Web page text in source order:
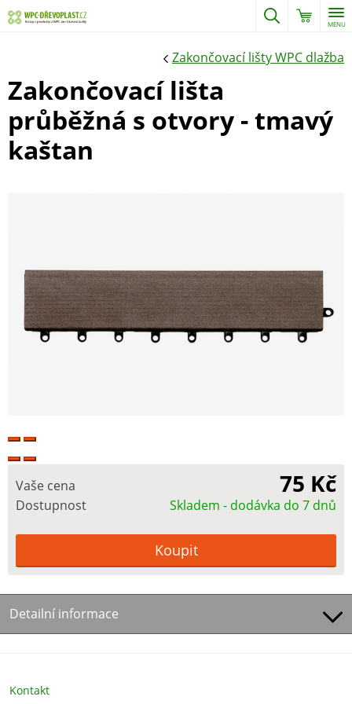
MENU
Zakončovací lišty WPC dlažba
Zakončovací lišta
průběžná s otvory - tmavý
kaštan
Vaše cena 75 Kč
Dostupnost Skladem - dodávka do 7 dnů
Detailní informace
Kontakt